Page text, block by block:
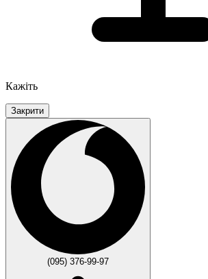
Кажіть
Закрити
(095) 376-99-97